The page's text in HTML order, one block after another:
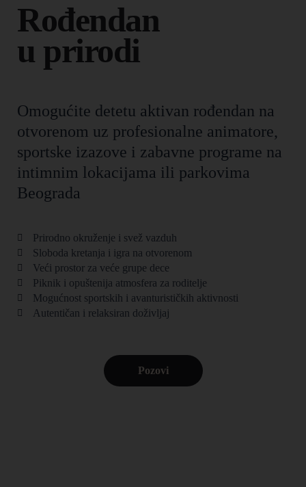
Rođendan
u prirodi
Omogućite detetu aktivan rođendan na
otvorenom uz profesionalne animatore,
sportske izazove i zabavne programe na
intimnim lokacijama ili parkovima
Beograda
Prirodno okruženje i svež vazduh
Sloboda kretanja i igra na otvorenom
Veći prostor za veće grupe dece
Piknik i opuštenija atmosfera za roditelje
Mogućnost sportskih i avanturističkih aktivnosti
Autentičan i relaksiran doživljaj
Pozovi